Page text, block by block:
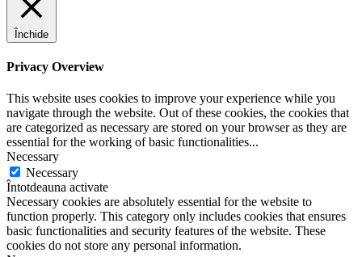
Închide
Privacy Overview
This website uses cookies to improve your experience while you
navigate through the website. Out of these cookies, the cookies that
are categorized as necessary are stored on your browser as they are
essential for the working of basic functionalities...
Necessary
Necessary
Întotdeauna activate
Necessary cookies are absolutely essential for the website to
function properly. This category only includes cookies that ensures
basic functionalities and security features of the website. These
cookies do not store any personal information.